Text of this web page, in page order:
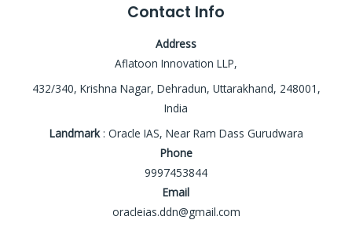
Contact Info
Address
Aflatoon Innovation LLP,
432/340, Krishna Nagar, Dehradun, Uttarakhand, 248001,
India
Landmark: Oracle IAS, Near Ram Dass Gurudwara
Phone
9997453844
Email
oracleias.ddn@gmail.com